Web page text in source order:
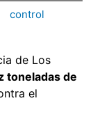
control
de Los
toneladas de
el